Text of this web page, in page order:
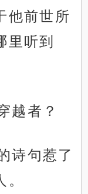
他前世所
里听到
越者？
诗句惹了